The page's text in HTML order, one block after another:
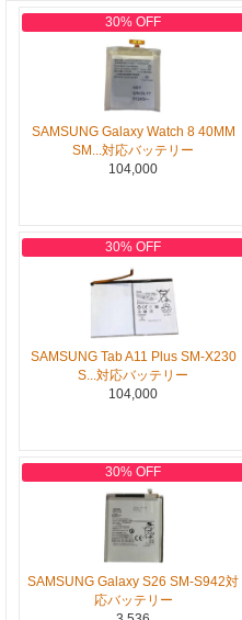
30% OFF
SAMSUNG Galaxy Watch 8 40MM
SM...対応バッテリー
104,000
30% OFF
SAMSUNG Tab A11 Plus SM-X230
S...対応バッテリー
104,000
30% OFF
SAMSUNG Galaxy S26 SM-S942対
応バッテリー